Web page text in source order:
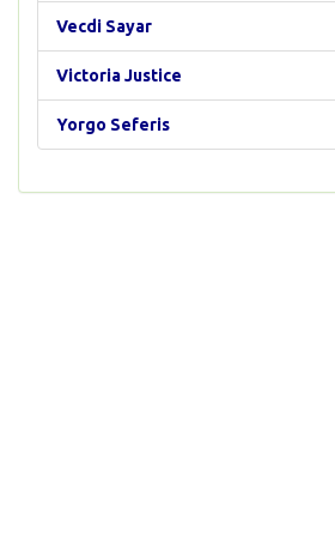
Vecdi Sayar
Victoria Justice
Yorgo Seferis